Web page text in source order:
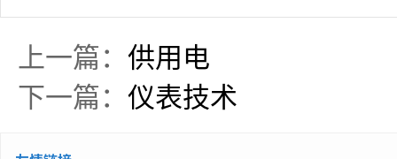
上一篇： 供用电
下一篇： 仪表技术